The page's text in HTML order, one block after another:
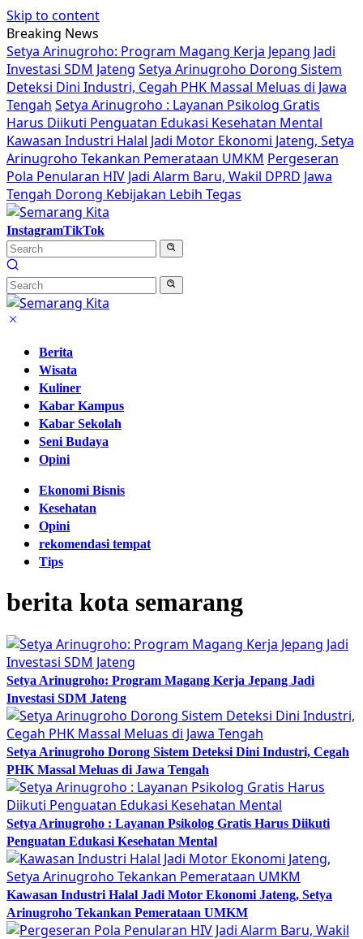
Skip to content
Breaking News
Setya Arinugroho: Program Magang Kerja Jepang Jadi
Investasi SDM Jateng Setya Arinugroho Dorong Sistem
Deteksi Dini Industri, Cegah PHK Massal Meluas di Jawa
Tengah Setya Arinugroho : Layanan Psikolog Gratis
Harus Diikuti Penguatan Edukasi Kesehatan Mental
Kawasan Industri Halal Jadi Motor Ekonomi Jateng, Setya
Arinugroho Tekankan Pemerataan UMKM Pergeseran
Pola Penularan HIV Jadi Alarm Baru, Wakil DPRD Jawa
Tengah Dorong Kebijakan Lebih Tegas
InstagramTikTok
Berita
Wisata
Kuliner
Kabar Kampus
Kabar Sekolah
Seni Budaya
Opini
Ekonomi Bisnis
Kesehatan
Opini
rekomendasi tempat
Tips
berita kota semarang
Setya Arinugroho: Program Magang Kerja Jepang Jadi
Investasi SDM Jateng
Setya Arinugroho Dorong Sistem Deteksi Dini Industri, Cegah
PHK Massal Meluas di Jawa Tengah
Setya Arinugroho : Layanan Psikolog Gratis Harus Diikuti
Penguatan Edukasi Kesehatan Mental
Kawasan Industri Halal Jadi Motor Ekonomi Jateng, Setya
Arinugroho Tekankan Pemerataan UMKM